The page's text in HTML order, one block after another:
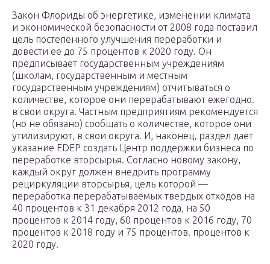
Закон Флориды об энергетике, изменении климата
и экономической безопасности от 2008 года поставил
цель постепенного улучшения переработки и
довести ее до 75 процентов к 2020 году. Он
предписывает государственным учреждениям
(школам, государственным и местным
государственным учреждениям) отчитываться о
количестве, которое они перерабатывают ежегодно.
в свои округа. Частным предприятиям рекомендуется
(но не обязано) сообщать о количестве, которое они
утилизируют, в свои округа. И, наконец, раздел дает
указание FDEP создать Центр поддержки бизнеса по
переработке вторсырья. Согласно новому закону,
каждый округ должен внедрить программу
рециркуляции вторсырья, цель которой —
переработка перерабатываемых твердых отходов на
40 процентов к 31 декабря 2012 года, на 50
процентов к 2014 году, 60 процентов к 2016 году, 70
процентов к 2018 году и 75 процентов. процентов к
2020 году.